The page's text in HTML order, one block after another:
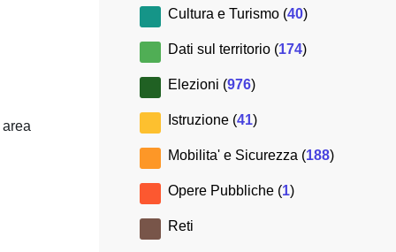
Cultura e Turismo (40)
Dati sul territorio (174)
Elezioni (976)
Istruzione (41)
Mobilita' e Sicurezza (188)
Opere Pubbliche (1)
Reti